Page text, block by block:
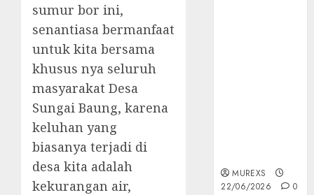
sumur bor ini,
senantiasa bermanfaat
untuk kita bersama
khusus nya seluruh
masyarakat Desa
Sungai Baung, karena
keluhan yang
biasanya terjadi di
desa kita adalah
kekurangan air,
MUREXS
22/06/2026
0